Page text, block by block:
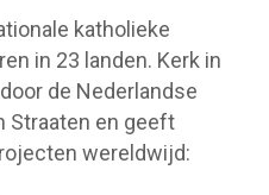
katholieke
in 23 landen. Kerk in
de Nederlandse
Straaten en geeft
wereldwijd: